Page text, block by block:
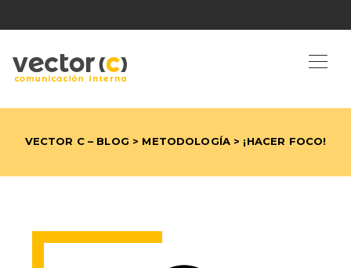
VECTOR C – BLOG > METODOLOGÍA > ¡HACER FOCO!